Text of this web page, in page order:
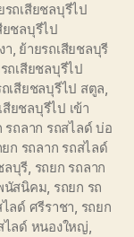
รถเสียชลบุรีไป
ยชลบุรีไป
า, ย้ายรถเสียชลบุรี
ถเสียชลบุรีไป
เสียชลบุรีไป สตูล,
สียชลบุรีไป เข้า
รถลาก รถสไลด์ บ่อ
ยก รถลาก รถสไลด์
ลบุรี, รถยก รถลาก
นัสนิคม, รถยก รถ
ลด์ ศรีราชา, รถยก
ไลด์ หนองใหญ่,